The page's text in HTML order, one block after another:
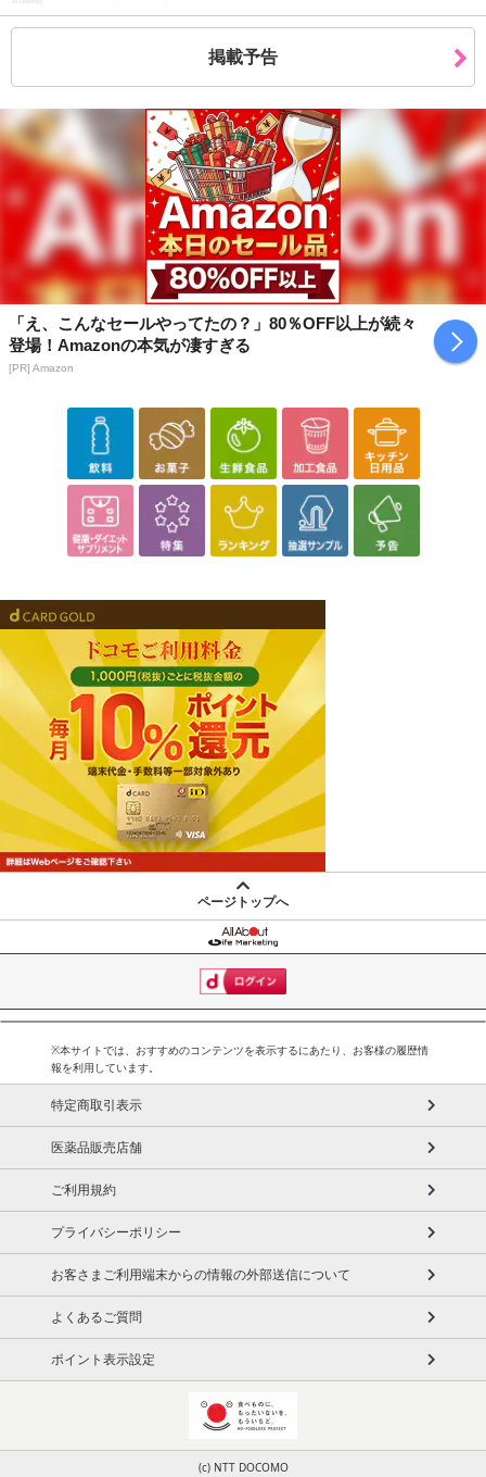
休業日
その他共通および商品カテゴリー別注意事項（※必ずご確認くだ
さい）
こちらの情報は2026-07-09 14:08:36.0 での情報となります。
掲載予告
「え、こんなセールやってたの？」80％OFF以上が続々
登場！Amazonの本気が凄すぎる
[PR] Amazon
ページトップへ
※本サイトでは、おすすめのコンテンツを表示するにあたり、お客様の履歴情
報を利用しています。
特定商取引表示
医薬品販売店舗
ご利用規約
プライバシーポリシー
お客さまご利用端末からの情報の外部送信について
よくあるご質問
ポイント表示設定
(c) NTT DOCOMO